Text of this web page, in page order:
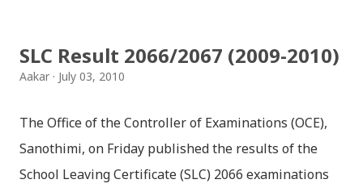
SLC Result 2066/2067 (2009-2010)
Aakar July 03, 2010
The Office of the Controller of Examinations (OCE),
Sanothimi, on Friday published the results of the
School Leaving Certificate (SLC) 2066 examinations